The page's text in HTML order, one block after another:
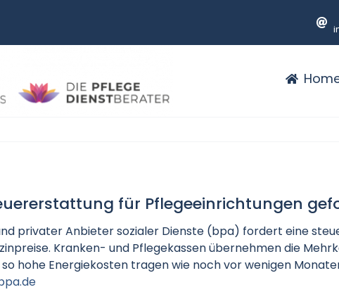
für Pflegeeinrichtungen
privater Anbieter sozialer Dienste (bpa) fordert eine
Kranken- und Pflegekassen übernehmen die
hohe Energiekosten tragen wie noch vor wenigen